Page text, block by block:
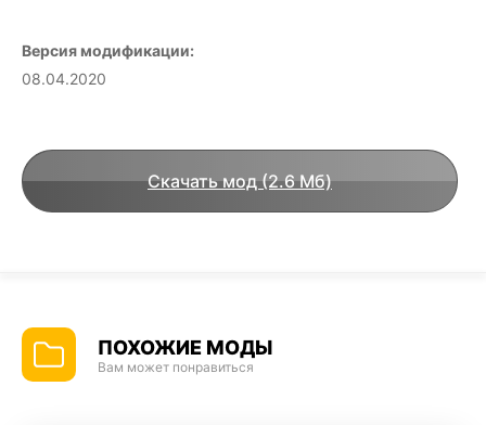
Версия модификации:
08.04.2020
Скачать мод (2.6 Мб)
ПОХОЖИЕ МОДЫ
Вам может понравиться